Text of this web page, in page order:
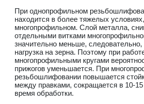
При однопрофильном
находится в более тяжелых
многопрофильном. Слой металла,
отдельными витками
значительно меньше,
нагрузка на зерна. Поэтому при
многопрофильными кругами
прижогов уменьшается. При
резьбошлифовании повышается
между правками, сокращается в 10-
время обработки.